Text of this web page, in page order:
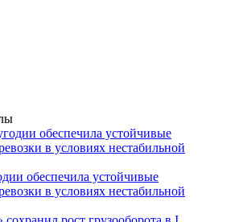
обеспечила устойчивые
в условиях нестабильной